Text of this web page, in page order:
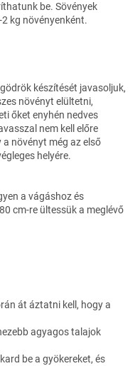
be. Sövények
kg növényenként.
készítését javasoljuk,
növényt elültetni,
őket enyhén nedves
nem kell előre
növényt még az első
helyére.
a vágáshoz és
cm-re ültessük a meglévő
át áztatni kell, hogy a
agyagos talajok
be a gyökereket, és